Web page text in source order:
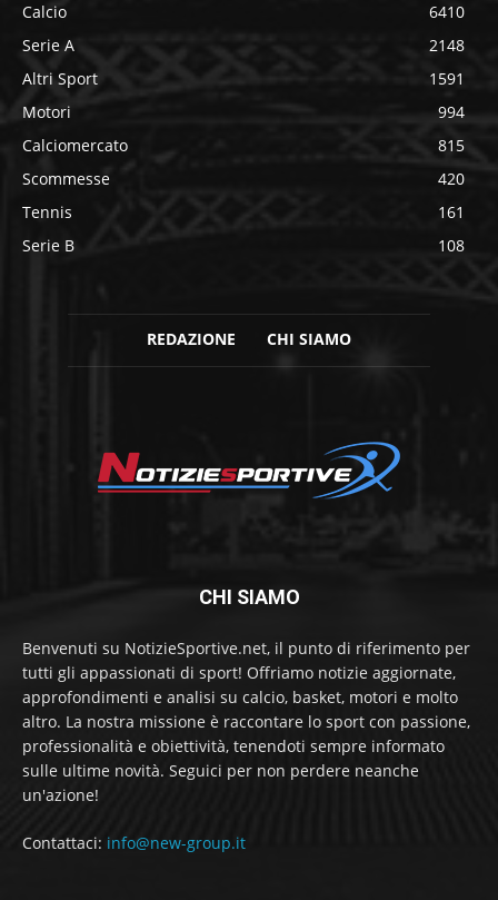
Calcio
6410
Serie A
2148
Altri Sport
1591
Motori
994
Calciomercato
815
Scommesse
420
Tennis
161
Serie B
108
REDAZIONE CHI SIAMO
CHI SIAMO
Benvenuti su NotizieSportive.net, il punto di riferimento per
tutti gli appassionati di sport! Offriamo notizie aggiornate,
approfondimenti e analisi su calcio, basket, motori e molto
altro. La nostra missione è raccontare lo sport con passione,
professionalità e obiettività, tenendoti sempre informato
sulle ultime novità. Seguici per non perdere neanche
un'azione!
Contattaci: info@new-group.it